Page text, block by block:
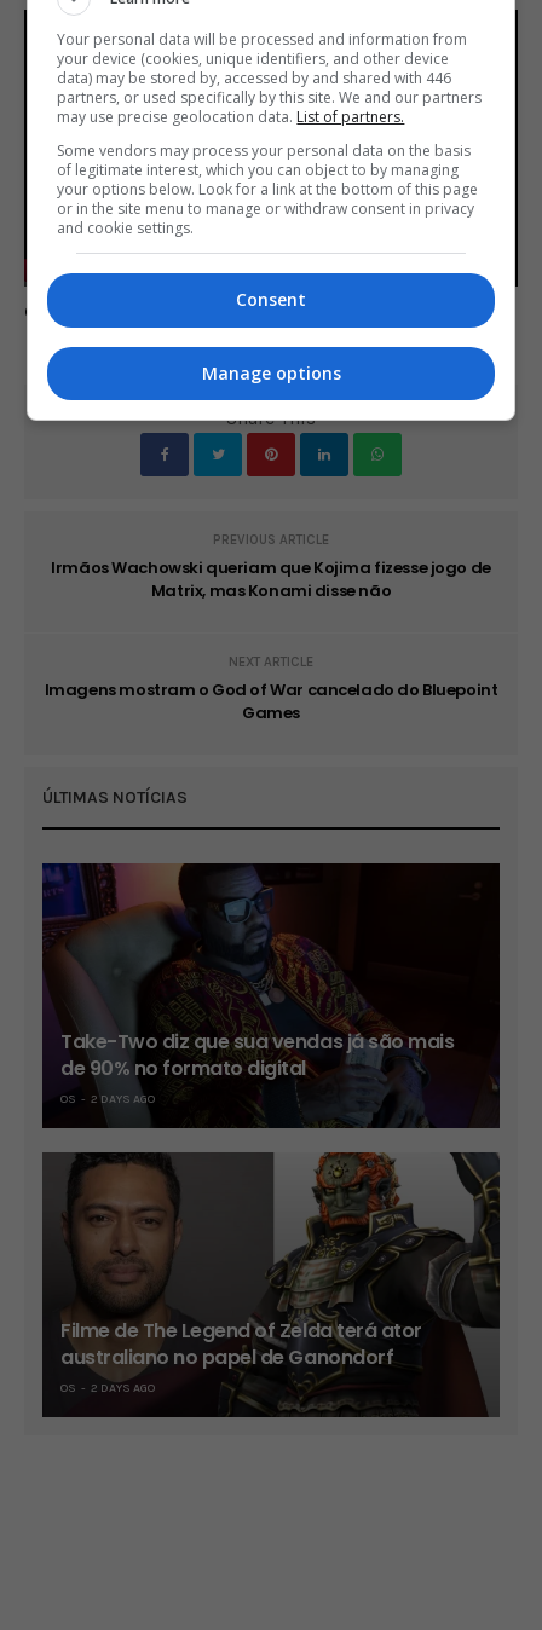
Play
-01:57
Settings
Enter
Play
Comente esta notícia no Fórum Outer Space
Share This
PREVIOUS ARTICLE
Irmãos Wachowski queriam que Kojima fizesse jogo de
Matrix, mas Konami disse não
NEXT ARTICLE
Imagens mostram o God of War cancelado do Bluepoint
Games
ÚLTIMAS NOTÍCIAS
Take-Two diz que sua vendas já são mais
de 90% no formato digital
OS 2 DAYS AGO
Filme de The Legend of Zelda terá ator
australiano no papel de Ganondorf
OS 2 DAYS AGO
Your personal data will be processed and information from
your device (cookies, unique identifiers, and other device
data) may be stored by, accessed by and shared with 446
partners, or used specifically by this site. We and our partners
may use precise geolocation data. List of partners.
Some vendors may process your personal data on the basis
of legitimate interest, which you can object to by managing
your options below. Look for a link at the bottom of this page
or in the site menu to manage or withdraw consent in privacy
and cookie settings.
Consent
Manage options